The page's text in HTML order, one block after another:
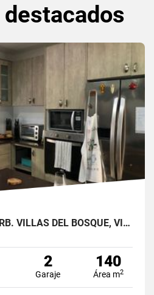
destacados
VENTA DE CASA EN URB. VILLAS DEL BOSQUE, VÍA A LA COSTA
2
Garaje
140
Área m2